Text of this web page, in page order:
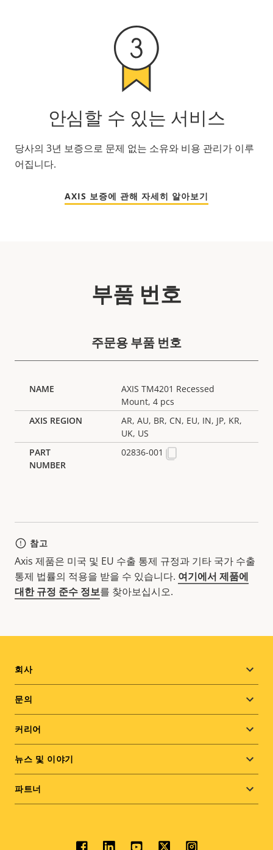
안심할 수 있는 서비스
당사의 3년 보증으로 문제 없는 소유와 비용 관리가 이루
어집니다.
AXIS 보증에 관해 자세히 알아보기
부품 번호
주문용 부품 번호
AXIS TM4201 Recessed
Mount, 4 pcs
AR, AU, BR, CN, EU, IN, JP, KR,
UK, US
02836-001
참고
Axis 제품은 미국 및 EU 수출 통제 규정과 기타 국가 수출
통제 법률의 적용을 받을 수 있습니다. 여기에서 제품에
대한 규정 준수 정보를 찾아보십시오.
Footer
menu
회사
문의
커리어
뉴스 및 이야기
파트너